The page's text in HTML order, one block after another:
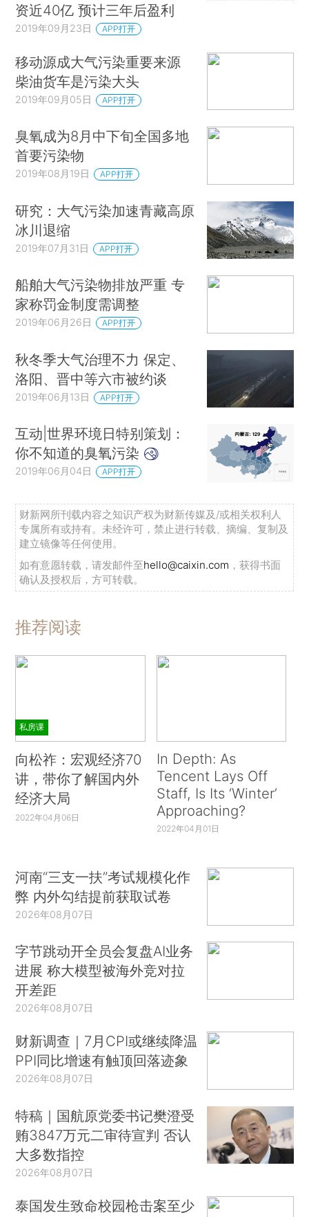
资近40亿 预计三年后盈利
2019年09月23日 APP打开
移动源成大气污染重要来源
柴油货车是污染大头
2019年09月05日 APP打开
臭氧成为8月中下旬全国多地
首要污染物
2019年08月19日 APP打开
研究：大气污染加速青藏高原
冰川退缩
2019年07月31日 APP打开
船舶大气污染物排放严重 专
家称罚金制度需调整
2019年06月26日 APP打开
秋冬季大气治理不力 保定、
洛阳、晋中等六市被约谈
2019年06月13日 APP打开
互动|世界环境日特别策划：
你不知道的臭氧污染
2019年06月04日 APP打开
财新网所刊载内容之知识产权为财新传媒及/或相关权利人
专属所有或持有。未经许可，禁止进行转载、摘编、复制及
建立镜像等任何使用。
如有意愿转载，请发邮件至hello@caixin.com ，获得书面
确认及授权后，方可转载。
推荐阅读
私房课
向松祚：宏观经济70
讲，带你了解国内外
经济大局
2022年04月06日
In Depth: As
Tencent Lays Off
Staff, Is Its ‘Winter’
Approaching?
2022年04月01日
河南“三支一扶”考试规模化作
弊 内外勾结提前获取试卷
2026年08月07日
字节跳动开全员会复盘AI业务
进展 称大模型被海外竞对拉
开差距
2026年08月07日
财新调查｜7月CPI或继续降温
PPI同比增速有触顶回落迹象
2026年08月07日
特稿｜国航原党委书记樊澄受
贿3847万元二审待宣判 否认
大多数指控
2026年08月07日
泰国发生致命校园枪击案至少